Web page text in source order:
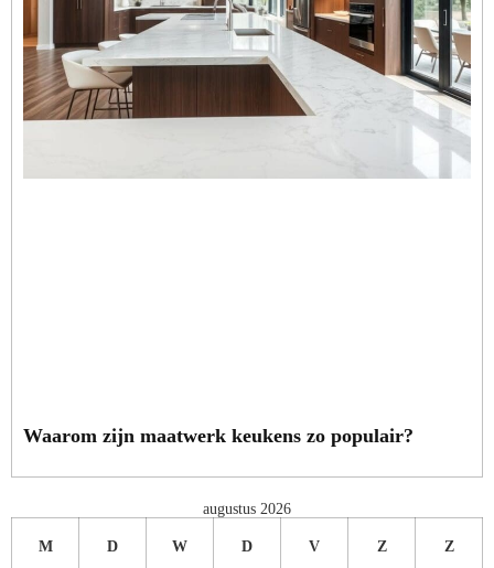
Waarom zijn maatwerk keukens zo populair?
augustus 2026
M D W D V Z Z